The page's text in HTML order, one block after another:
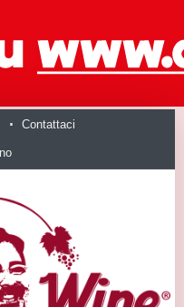
Contattaci